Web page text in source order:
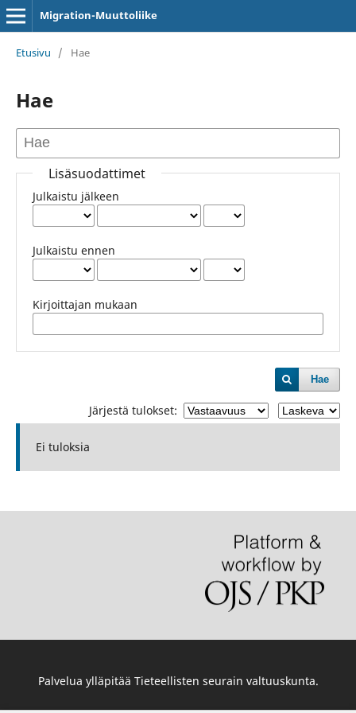
Migration-Muuttoliike
Etusivu / Hae
Hae
Lisäsuodattimet
Julkaistu jälkeen
Julkaistu ennen
Kirjoittajan mukaan
Hae
Järjestä tulokset:
Ei tuloksia
Palvelua ylläpitää Tieteellisten seurain valtuuskunta.